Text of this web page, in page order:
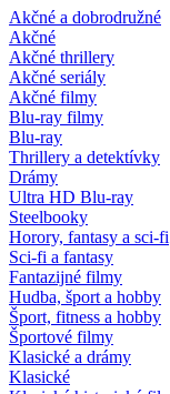
Akčné a dobrodružné
Akčné
Akčné thrillery
Akčné seriály
Akčné filmy
Blu-ray filmy
Blu-ray
Thrillery a detektívky
Drámy
Ultra HD Blu-ray
Steelbooky
Horory, fantasy a sci-fi
Sci-fi a fantasy
Fantazijné filmy
Hudba, šport a hobby
Šport, fitness a hobby
Športové filmy
Klasické a drámy
Klasické